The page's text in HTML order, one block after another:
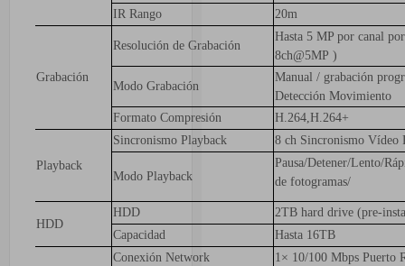
IR Rango
20m
Grabación
Resolución de Grabación
Hasta 5 MP por canal
8ch@5MP )
Modo Grabación
Manual / grabación
Detección Movimiento
Formato Compresión
H.264,H.264+
Playback
Sincronismo Playback 8 ch Sincronismo Vídeo
Modo Playback
Pausa/Detener/Lento/
de fotogramas/
HDD
HDD
2TB hard drive (pre-
Capacidad
Hasta 16TB
Conexión Network 1× 10/100 Mbps Puerto